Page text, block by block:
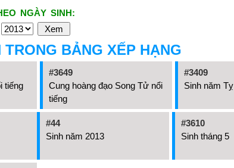
NGÀY SINH:
BẢNG XẾP HẠNG
tiếng
#3649
Cung hoàng đạo Song Tử nổi
tiếng
#3409
Sinh năm Tỵ
#44
Sinh năm 2013
#3610
Sinh tháng 5